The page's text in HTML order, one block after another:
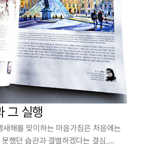
그 실행
해를 맞이하는 마음가짐은 처음에는
했던 습관과 결별하겠다는 결심,